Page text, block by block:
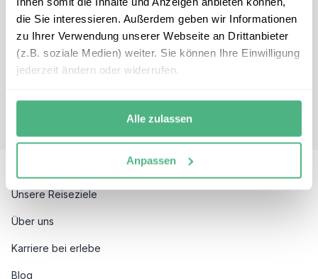
die Sie interessieren. Außerdem geben wir Informationen
zu Ihrer Verwendung unserer Webseite an Drittanbieter
(z.B. soziale Medien) weiter. Sie können Ihre Einwilligung
jederzeit ändern oder widerrufen.
Alle zulassen
Anpassen
E-mail
madeira@erlebe.de
Unsere Reiseziele
Über uns
Karriere bei erlebe
Blog